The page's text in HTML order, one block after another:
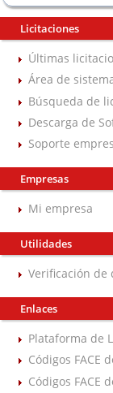
Licitaciones
Últimas
Área de
Búsqueda de
Descarga de
Soporte
Empresas
Mi empresa
Utilidades
Verificación de
Enlaces
Plataforma de
Códigos FACE
Códigos FACE